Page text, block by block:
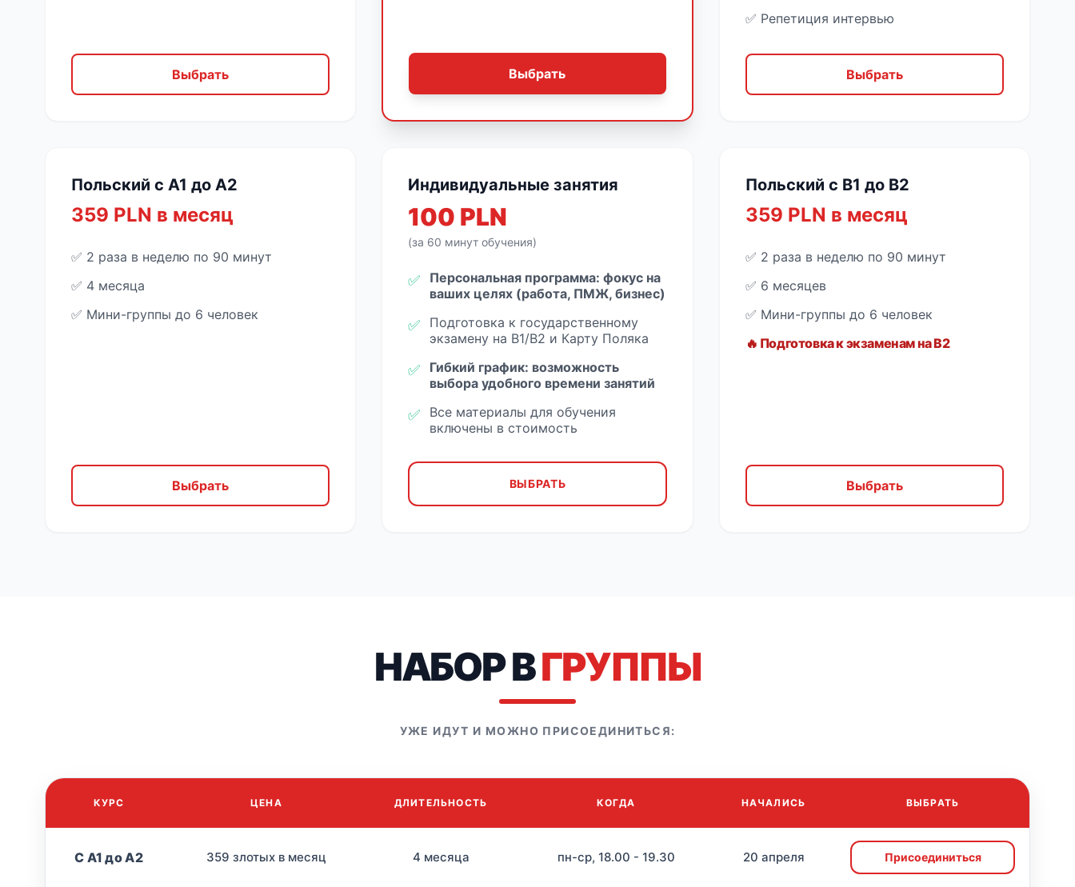
Выбрать Выбрать
✅ Репетиция интервью
Выбрать
Польский с A1 до A2
359 PLN в месяц
✅ 2 раза в неделю по 90 минут
✅ 4 месяца
✅ Мини-группы до 6 человек
Выбрать
Индивидуальные занятия
100 PLN
(за 60 минут обучения)
✅
Персональная программа: фокус на
ваших целях (работа, ПМЖ, бизнес)
✅
Подготовка к государственному
экзамену на B1/B2 и Карту Поляка
✅
Гибкий график: возможность
выбора удобного времени занятий
✅
Все материалы для обучения
включены в стоимость
ВЫБРАТЬ
Польский с B1 до B2
359 PLN в месяц
✅ 2 раза в неделю по 90 минут
✅ 6 месяцев
✅ Мини-группы до 6 человек
🔥 Подготовка к экзаменам на B2
Выбрать
НАБОР ВГРУППЫ
УЖЕ ИДУТ И МОЖНО ПРИСОЕДИНИТЬСЯ:
КУРС ЦЕНА ДЛИТЕЛЬНОСТЬ КОГДА НАЧАЛИСЬ ВЫБРАТЬ
С A1 до A2 359 злотых в месяц 4 месяца пн-ср, 18.00 - 19.30 20 апреля Присоединиться